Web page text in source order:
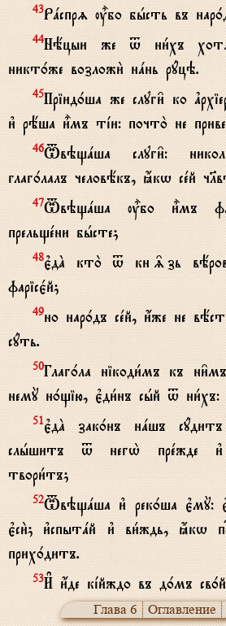
43Рaспрz u5бо бhсть въ
44Нёцыи же t ни1хъ
никт0же возложи2 нaнь рyцэ.
45Пріид0ша же слуги6 ко
и3 рёша и5мъ тjи: почто2 не
46Tвэщaша слуги6:
глаг0лалъ человёкъ, ћкw сeй
47Tвэщaша u5бо и5мъ
прельщeни бhсте;
48є3дA кто2 t кн‰зь
фарісє1й;
49но нар0дъ сeй, и4же не
сyть.
50Глаг0ла нікоди1мъ къ
немY н0щію, є3ди1нъ сhй t ни1хъ:
51є3дA зак0нъ нaшъ
слhшитъ t негw2 прeжде
твори1тъ;
52Tвэщaша и3 рек0ша є3мY:
є3си2; и3спытaй и3 ви1ждь, ћкw
прих0дитъ.
53И# и4де кjйждо въ д0мъ
Глава 6 Оглавление